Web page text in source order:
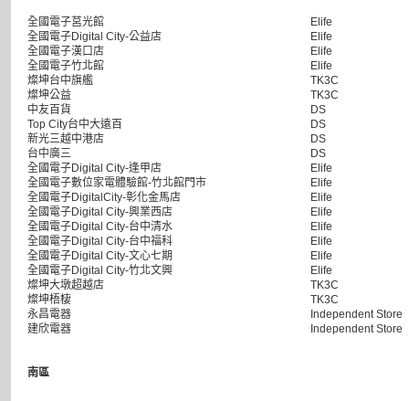
全國電子莒光館
Elife
全國電子Digital City-公益店
Elife
全國電子漢口店
Elife
全國電子竹北館
Elife
燦坤台中旗艦
TK3C
燦坤公益
TK3C
中友百貨
DS
Top City台中大遠百
DS
新光三越中港店
DS
台中廣三
DS
全國電子Digital City-逢甲店
Elife
全國電子數位家電體驗館-竹北館門市
Elife
全國電子DigitalCity-彰化金馬店
Elife
全國電子Digital City-興業西店
Elife
全國電子Digital City-台中清水
Elife
全國電子Digital City-台中福科
Elife
全國電子Digital City-文心七期
Elife
全國電子Digital City-竹北文興
Elife
燦坤大墩超越店
TK3C
燦坤梧棲
TK3C
永昌電器
Independent Store
建欣電器
Independent Store
南區